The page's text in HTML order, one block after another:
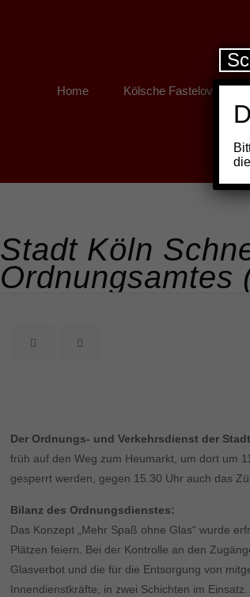
Home Kölsche Fastelovend
Stadt Köln
Ordnungsamtes
Der Ordnungs- und Verkehrsdienst der
früh auf den Weg zum Heumarkt, um dort um
gesperrt werden, gegen 15.30 Uhr auch das
Bilanz des Ordnungsdienstes:
Das Konzept „Mehr Spaß ohne Glas“ wurde
Plätzen feiern. Bei der Kontrolle an den
Glasverbot und die für die Entsorgung von
Innendienstkräfte, in zwei Schichten im